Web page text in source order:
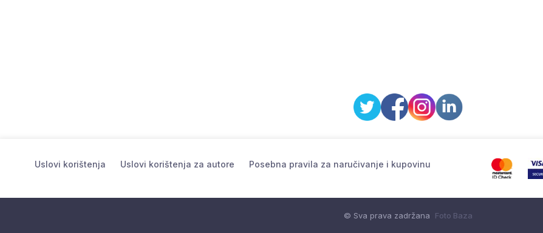
Uslovi korištenja Uslovi korištenja za autore Posebna pravila za naručivanje i kupovinu
© Sva prava zadržana Foto Baza